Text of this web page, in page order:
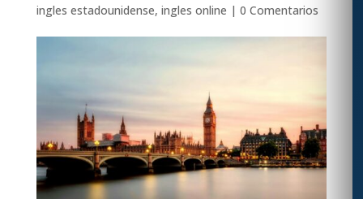
ingles estadounidense, ingles online | 0 Comentarios